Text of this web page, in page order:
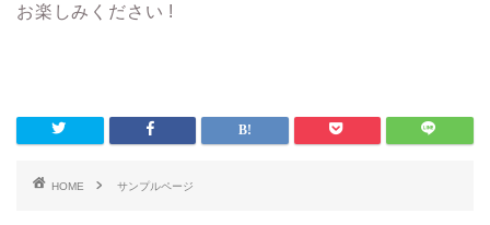
お楽しみください !
HOME サンプルページ